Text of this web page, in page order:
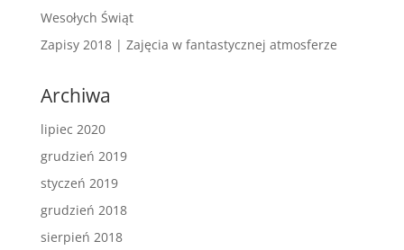
Wesołych Świąt
Zapisy 2018 | Zajęcia w fantastycznej atmosferze
Archiwa
lipiec 2020
grudzień 2019
styczeń 2019
grudzień 2018
sierpień 2018